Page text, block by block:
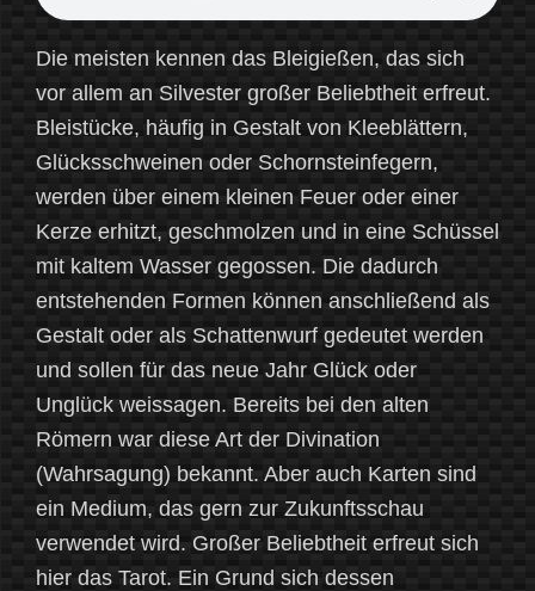
Die meisten kennen das Bleigießen, das sich
vor allem an Silvester großer Beliebtheit erfreut.
Bleistücke, häufig in Gestalt von Kleeblättern,
Glücksschweinen oder Schornsteinfegern,
werden über einem kleinen Feuer oder einer
Kerze erhitzt, geschmolzen und in eine Schüssel
mit kaltem Wasser gegossen. Die dadurch
entstehenden Formen können anschließend als
Gestalt oder als Schattenwurf gedeutet werden
und sollen für das neue Jahr Glück oder
Unglück weissagen. Bereits bei den alten
Römern war diese Art der Divination
(Wahrsagung) bekannt. Aber auch Karten sind
ein Medium, das gern zur Zukunftsschau
verwendet wird. Großer Beliebtheit erfreut sich
hier das Tarot. Ein Grund sich dessen